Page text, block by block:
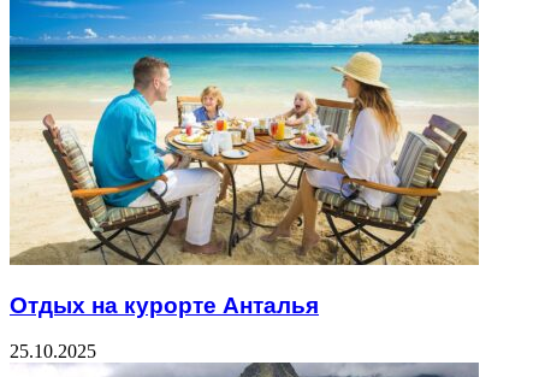
Отдых на курорте Анталья
25.10.2025